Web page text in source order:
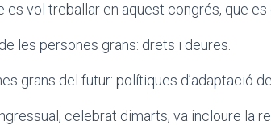
es vol treballar en aquest congrés, que
les persones grans: drets i deures.
grans del futur: polítiques d’adaptació
celebrat dimarts, va incloure la